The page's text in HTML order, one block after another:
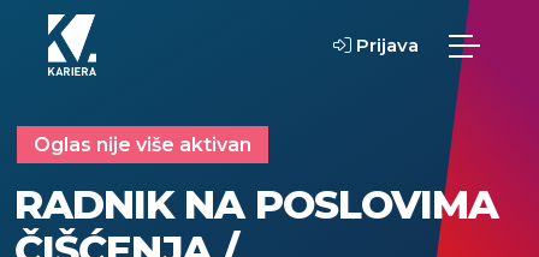
Prijava
Oglas nije više aktivan
RADNIK NA POSLOVIMA